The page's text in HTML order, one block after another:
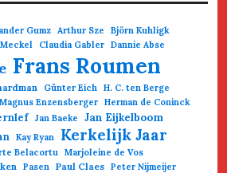
Gumz Arthur Sze
Björn Kuhligk
Claudia Gabler Dannie Abse
Frans Roumen
Günter Eich H. C. ten Berge
Enzensberger Herman de Coninck
Jan Baeke Jan Eijkelboom
Kay Ryan Kerkelijk Jaar
Belacortu Marjoleine de Vos
Pasen Paul Claes Peter Nijmeijer